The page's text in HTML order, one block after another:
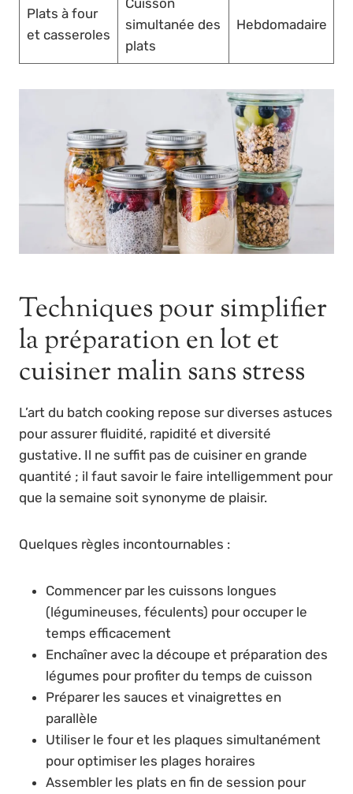
Plats à four
et casseroles
Cuisson
simultanée des
plats
Hebdomadaire
Techniques pour simplifier
la préparation en lot et
cuisiner malin sans stress
L’art du batch cooking repose sur diverses astuces
pour assurer fluidité, rapidité et diversité
gustative. Il ne suffit pas de cuisiner en grande
quantité ; il faut savoir le faire intelligemment pour
que la semaine soit synonyme de plaisir.
Quelques règles incontournables :
Commencer par les cuissons longues
(légumineuses, féculents) pour occuper le
temps efficacement
Enchaîner avec la découpe et préparation des
légumes pour profiter du temps de cuisson
Préparer les sauces et vinaigrettes en
parallèle
Utiliser le four et les plaques simultanément
pour optimiser les plages horaires
Assembler les plats en fin de session pour